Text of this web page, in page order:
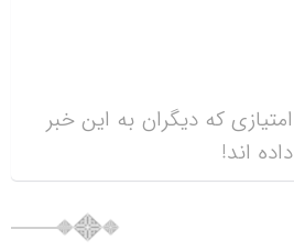
امتیازی که دیگران به این خبر
داده اند!